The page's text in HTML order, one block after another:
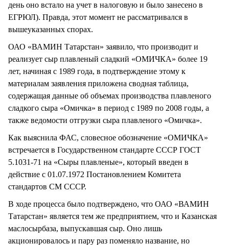
день оно встало на учет в налоговую и было занесено в
ЕГРЮЛ). Правда, этот момент не рассматривался в
вышеуказанных спорах.
ОАО «ВАМИН Татарстан» заявило, что производит и
реализует сыр плавленый сладкий «ОМИЧКА» более 19
лет, начиная с 1989 года, в подтверждение этому к
материалам заявления приложена сводная таблица,
содержащая данные об объемах производства плавленого
сладкого сыра «Омичка» в период с 1989 по 2008 годы, а
также ведомости отгрузки сыра плавленого «Омичка».
Как выяснила ФАС, словесное обозначение «ОМИЧКА»
встречается в Государственном стандарте СССР ГОСТ
5.1031-71 на «Сыры плавленые», который введен в
действие с 01.07.1972 Постановлением Комитета
стандартов СМ СССР.
В ходе процесса было подтверждено, что ОАО «ВАМИН
Татарстан» является тем же предприятием, что и Казанская
маслосырбаза, выпускавшая сыр. Оно лишь
акционировалось и пару раз поменяло название, но